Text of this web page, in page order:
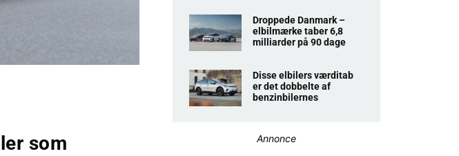
som
Droppede Danmark –
elbilmærke taber 6,8
milliarder på 90 dage
Disse elbilers værditab
er det dobbelte af
benzinbilernes
Annonce